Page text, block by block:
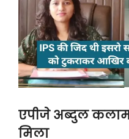
एपीजे अब्दुल
मिला